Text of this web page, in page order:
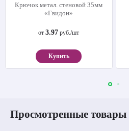
Крючок метал. стеновой 35мм
«Гвидон»
от3.97 руб./шт
Купить
Просмотренные товары